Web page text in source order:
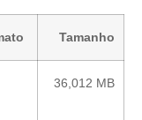
Tamanho
36,012 MB